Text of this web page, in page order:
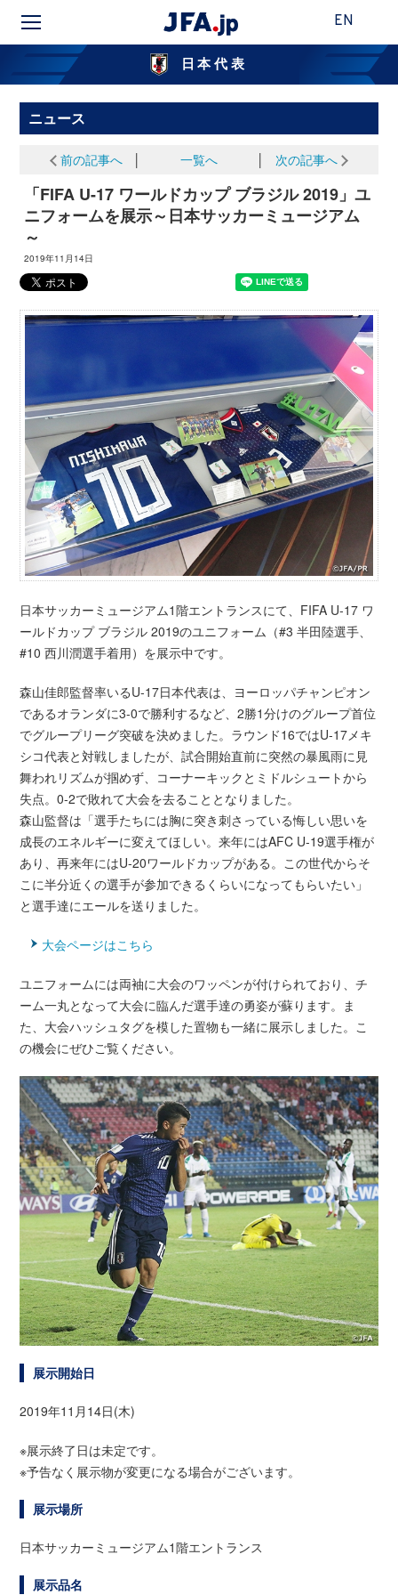
EN
日本代表
ニュース
前の記事へ 一覧へ 次の記事へ
「FIFA U-17 ワールドカップ ブラジル 2019」ユ
ニフォームを展示～日本サッカーミュージアム
～
2019年11月14日
日本サッカーミュージアム1階エントランスにて、FIFA U-17 ワ
ールドカップ ブラジル 2019のユニフォーム（#3 半田陸選手、
#10 西川潤選手着用）を展示中です。
森山佳郎監督率いるU-17日本代表は、ヨーロッパチャンピオン
であるオランダに3-0で勝利するなど、2勝1分けのグループ首位
でグループリーグ突破を決めました。ラウンド16ではU-17メキ
シコ代表と対戦しましたが、試合開始直前に突然の暴風雨に見
舞われリズムが掴めず、コーナーキックとミドルシュートから
失点。0-2で敗れて大会を去ることとなりました。
森山監督は「選手たちには胸に突き刺さっている悔しい思いを
成長のエネルギーに変えてほしい。来年にはAFC U-19選手権が
あり、再来年にはU-20ワールドカップがある。この世代からそ
こに半分近くの選手が参加できるくらいになってもらいたい」
と選手達にエールを送りました。
大会ページはこちら
ユニフォームには両袖に大会のワッペンが付けられており、チ
ーム一丸となって大会に臨んだ選手達の勇姿が蘇ります。ま
た、大会ハッシュタグを模した置物も一緒に展示しました。こ
の機会にぜひご覧ください。
展示開始日
2019年11月14日(木)
※展示終了日は未定です。
※予告なく展示物が変更になる場合がございます。
展示場所
日本サッカーミュージアム1階エントランス
展示品名